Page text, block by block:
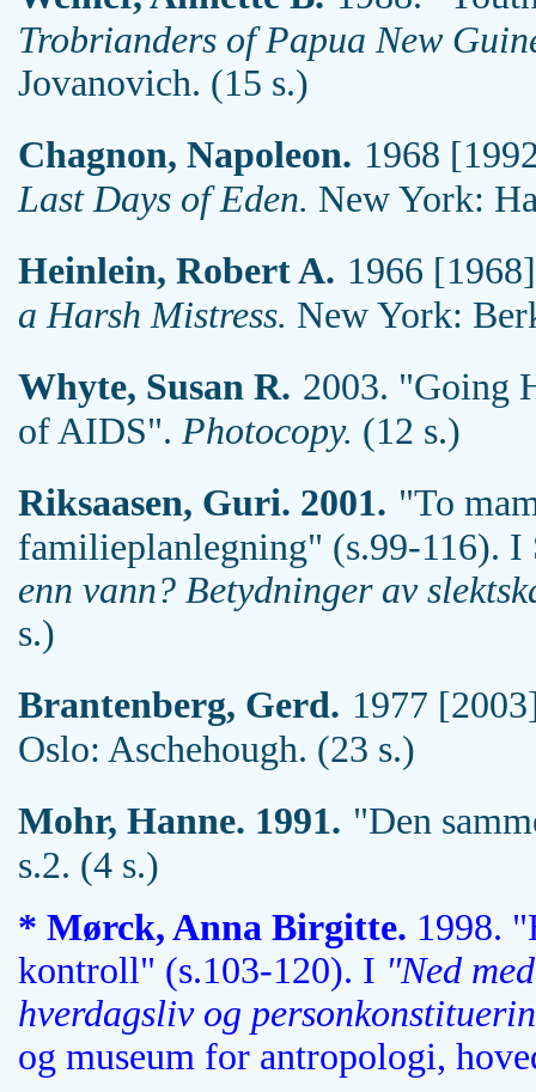
Trobrianders of Papua New
Jovanovich. (15 s.)
Chagnon, Napoleon. 1968
Last Days of Eden. New York:
Heinlein, Robert A. 1966
a Harsh Mistress. New York:
Whyte, Susan R. 2003. "Going
of AIDS". Photocopy. (12 s.)
Riksaasen, Guri. 2001. "To
familieplanlegning" (s.99-116).
enn vann? Betydninger av
s.)
Brantenberg, Gerd. 1977
Oslo: Aschehough. (23 s.)
Mohr, Hanne. 1991. "Den
s.2. (4 s.)
* Mørck, Anna Birgitte. 1998.
kontroll" (s.103-120). I "Ned
hverdagsliv og
og museum for antropologi,